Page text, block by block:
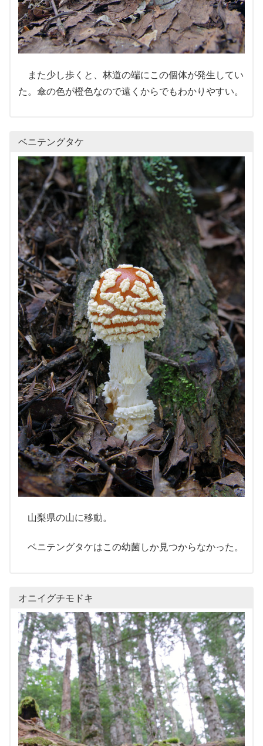
また少し歩くと、林道の端にこの個体が発生してい
た。傘の色が橙色なので遠くからでもわかりやすい。
ベニテングタケ
山梨県の山に移動。
ベニテングタケはこの幼菌しか見つからなかった。
オニイグチモドキ